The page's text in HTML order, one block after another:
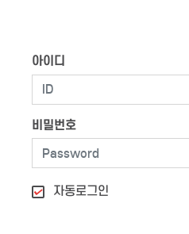
아이디
비밀번호
자동로그인